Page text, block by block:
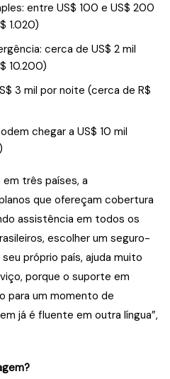
entre US$ 100 e US$ 200
1.020)
cerca de US$ 2 mil
10.200)
3 mil por noite (cerca de R$
chegar a US$ 10 mil
em três países, a
que ofereçam cobertura
assistência em todos os
escolher um seguro-
próprio país, ajuda muito
porque o suporte em
para um momento de
já é fluente em outra língua”,